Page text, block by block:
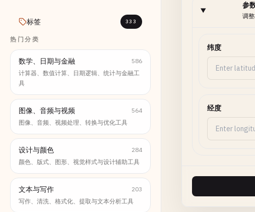
标签 333
热门分类
数学、日期与金融
586
计算器、数值计算、日期逻辑、统计与金融工
具
图像、音频与视频
564
图像、音频、视频处理、转换与优化工具
设计与颜色
284
颜色、版式、图形、视觉样式与设计辅助工具
文本与写作
203
写作、清洗、格式化、提取与文本分析工具
参
调
纬度
经度